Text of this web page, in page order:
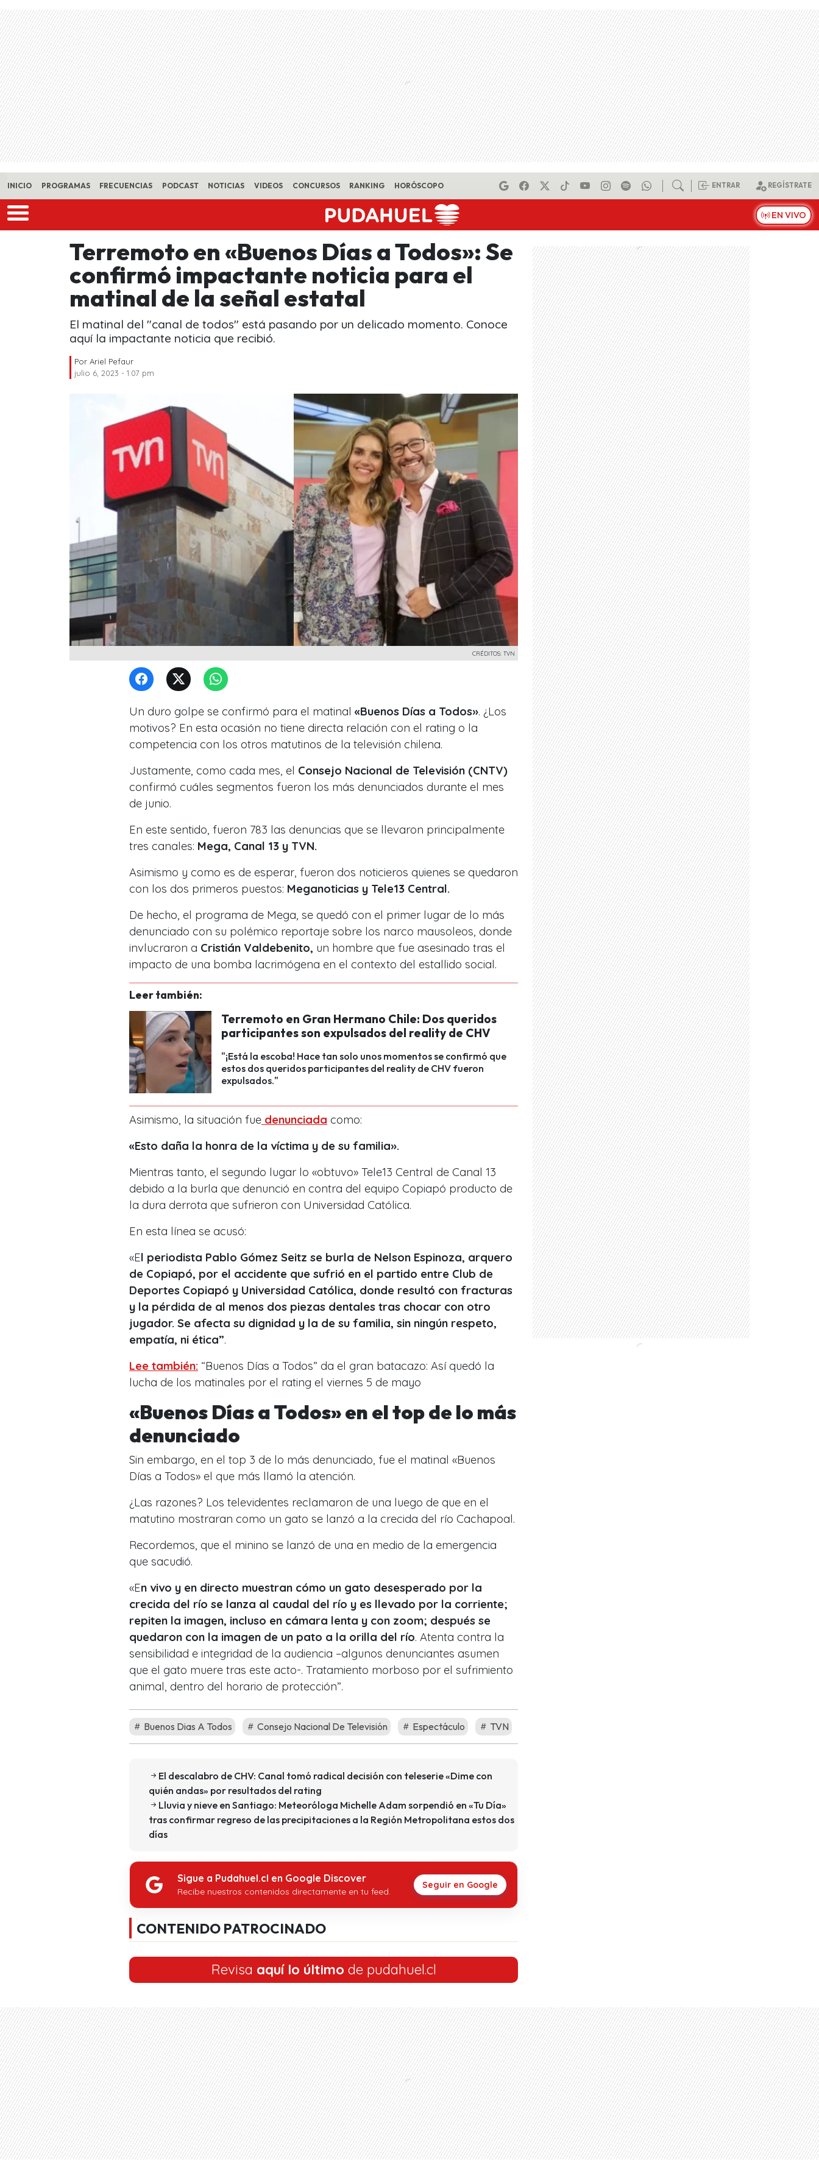
Skip to main content
INICIO PROGRAMAS FRECUENCIAS PODCAST NOTICIAS VIDEOS CONCURSOS RANKING HORÓSCOPO ENTRAR REGÍSTRATE
EN VIVO
Terremoto en «Buenos Días a Todos»: Se
confirmó impactante noticia para el
matinal de la señal estatal
El matinal del "canal de todos" está pasando por un delicado momento. Conoce
aquí la impactante noticia que recibió.
Por Ariel Pefaur
julio 6, 2023 - 1:07 pm
CRÉDITOS: TVN
Un duro golpe se confirmó para el matinal «Buenos Días a Todos». ¿Los
motivos? En esta ocasión no tiene directa relación con el rating o la
competencia con los otros matutinos de la televisión chilena.
Justamente, como cada mes, el Consejo Nacional de Televisión (CNTV)
confirmó cuáles segmentos fueron los más denunciados durante el mes
de junio.
En este sentido, fueron 783 las denuncias que se llevaron principalmente
tres canales: Mega, Canal 13 y TVN.
Asimismo y como es de esperar, fueron dos noticieros quienes se quedaron
con los dos primeros puestos: Meganoticias y Tele13 Central.
De hecho, el programa de Mega, se quedó con el primer lugar de lo más
denunciado con su polémico reportaje sobre los narco mausoleos, donde
invlucraron a Cristián Valdebenito, un hombre que fue asesinado tras el
impacto de una bomba lacrimógena en el contexto del estallido social.
Leer también:
Terremoto en Gran Hermano Chile: Dos queridos
participantes son expulsados del reality de CHV
"¡Está la escoba! Hace tan solo unos momentos se confirmó que
estos dos queridos participantes del reality de CHV fueron
expulsados."
Asimismo, la situación fue denunciada como:
«Esto daña la honra de la víctima y de su familia».
Mientras tanto, el segundo lugar lo «obtuvo» Tele13 Central de Canal 13
debido a la burla que denunció en contra del equipo Copiapó producto de
la dura derrota que sufrieron con Universidad Católica.
En esta línea se acusó:
«El periodista Pablo Gómez Seitz se burla de Nelson Espinoza, arquero
de Copiapó, por el accidente que sufrió en el partido entre Club de
Deportes Copiapó y Universidad Católica, donde resultó con fracturas
y la pérdida de al menos dos piezas dentales tras chocar con otro
jugador. Se afecta su dignidad y la de su familia, sin ningún respeto,
empatía, ni ética”.
Lee también: “Buenos Días a Todos” da el gran batacazo: Así quedó la
lucha de los matinales por el rating el viernes 5 de mayo
«Buenos Días a Todos» en el top de lo más
denunciado
Sin embargo, en el top 3 de lo más denunciado, fue el matinal «Buenos
Días a Todos» el que más llamó la atención.
¿Las razones? Los televidentes reclamaron de una luego de que en el
matutino mostraran como un gato se lanzó a la crecida del río Cachapoal.
Recordemos, que el minino se lanzó de una en medio de la emergencia
que sacudió.
«En vivo y en directo muestran cómo un gato desesperado por la
crecida del río se lanza al caudal del río y es llevado por la corriente;
repiten la imagen, incluso en cámara lenta y con zoom; después se
quedaron con la imagen de un pato a la orilla del río. Atenta contra la
sensibilidad e integridad de la audiencia –algunos denunciantes asumen
que el gato muere tras este acto-. Tratamiento morboso por el sufrimiento
animal, dentro del horario de protección”.
Buenos Dias A Todos Consejo Nacional De Televisión Espectáculo TVN
El descalabro de CHV: Canal tomó radical decisión con teleserie «Dime con
quién andas» por resultados del rating
Lluvia y nieve en Santiago: Meteoróloga Michelle Adam sorpendió en «Tu Día»
tras confirmar regreso de las precipitaciones a la Región Metropolitana estos dos
días
Sigue a Pudahuel.cl en Google Discover
Recibe nuestros contenidos directamente en tu feed.
Seguir en Google
CONTENIDO PATROCINADO
Revisa aquí lo último de pudahuel.cl